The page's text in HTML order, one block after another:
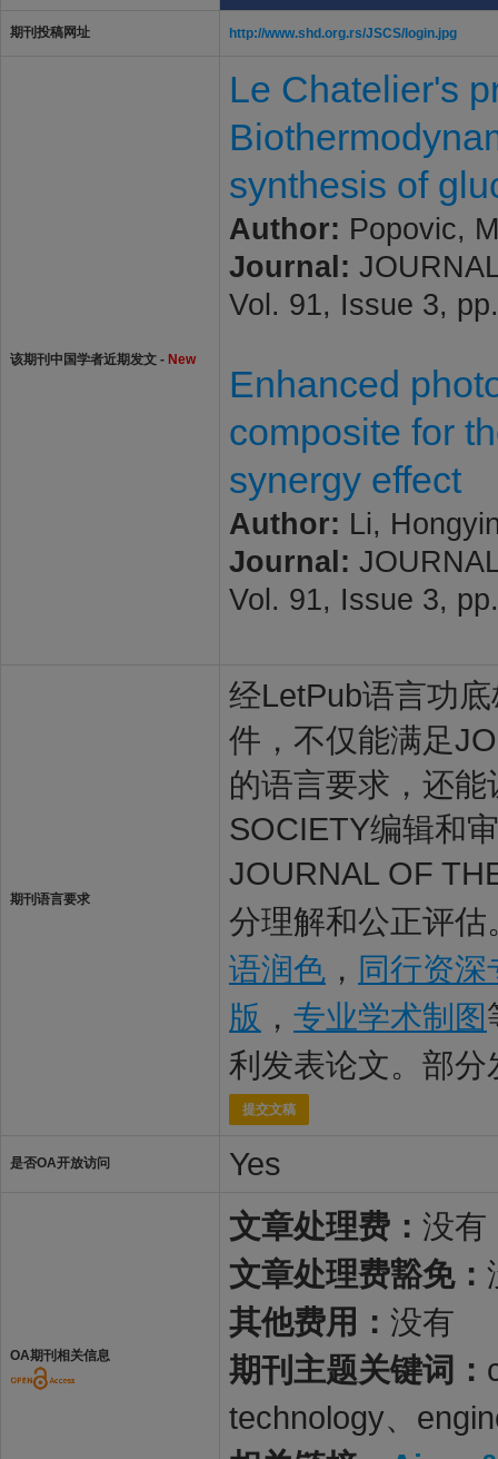
期刊投稿网址 http://www.shd.org.rs/JSCS/login.jpg
该期刊中国学者近期发文 - New
Le Chatelier's
synthesis of
Author: Popovic,
Journal:
Vol. 91, Issue 3,
Enhanced
composite for
synergy effect
Author: Li,
Journal:
Vol. 91, Issue 3,
期刊语言要求
经LetPub语言功
件，不仅能满足
的语言要求，还
SOCIETY编辑和
JOURNAL OF
分理解和公正评
语润色 ， 同行资深
版 ， 专业学术制图
利发表论文。部
提交文稿
是否OA开放访问 Yes
OA期刊相关信息
文章处理费： 没有
文章处理费豁免：
其他费用： 没有
期刊主题关键词：
technology、